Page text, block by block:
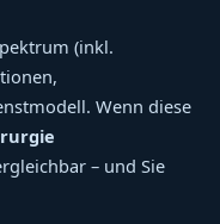
(inkl.
Wenn diese
– und Sie